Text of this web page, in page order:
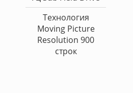
Технология
Moving Picture
Resolution 900
строк